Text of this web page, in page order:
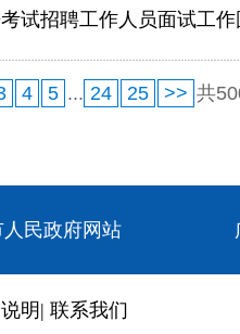
试招聘工作人员面试工
4 5 ... 24 25 >> 共
人民政府网站
明 | 联系我们